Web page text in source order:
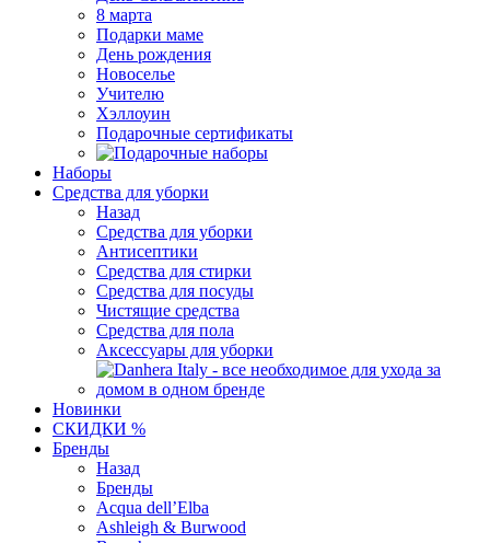
8 марта
Подарки маме
День рождения
Новоселье
Учителю
Хэллоуин
Подарочные сертификаты
Наборы
Средства для уборки
Назад
Средства для уборки
Антисептики
Средства для стирки
Средства для посуды
Чистящие средства
Средства для пола
Аксессуары для уборки
Новинки
СКИДКИ %
Бренды
Назад
Бренды
Acqua dell’Elba
Ashleigh & Burwood